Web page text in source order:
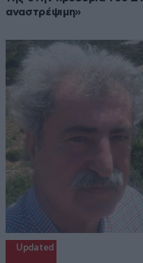
αναστρέψιμη»
Updated